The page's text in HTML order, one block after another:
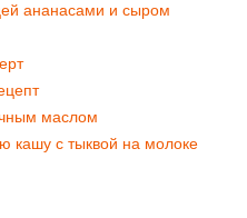
ананасами и сыром
маслом
кашу с тыквой на молоке